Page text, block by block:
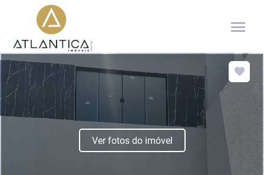
menu
Ver fotos do imóvel